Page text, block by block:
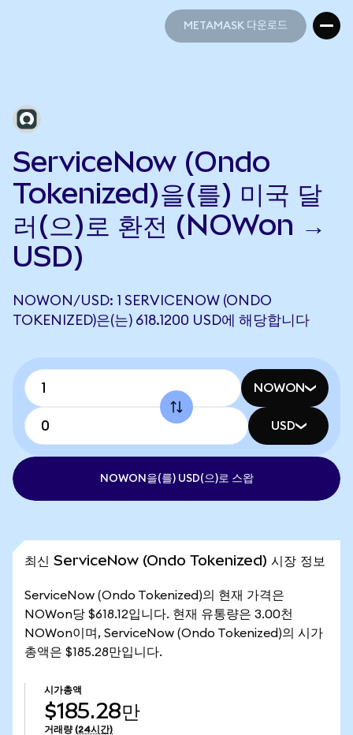
METAMASK 다운로드
ServiceNow (Ondo
Tokenized)을(를) 미국 달
러(으)로 환전 (NOWon →
USD)
NOWON/USD: 1 SERVICENOW (ONDO
TOKENIZED)은(는) 618.1200 USD에 해당합니다
NOWON
USD
NOWON을(를) USD(으)로 스왑
최신 ServiceNow (Ondo Tokenized) 시장 정보
ServiceNow (Ondo Tokenized)의 현재 가격은
NOWon당 $618.12입니다. 현재 유통량은 3.00천
NOWon이며, ServiceNow (Ondo Tokenized)의 시가
총액은 $185.28만입니다.
시가총액
$185.28만
거래량 (24시간)